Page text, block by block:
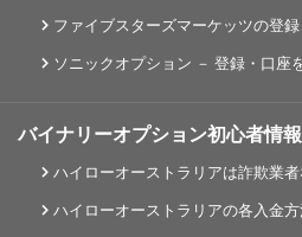
ファイブスターズマーケッツの登
ソニックオプション － 登録・口座
バイナリーオプション初心者情報
ハイローオーストラリアは詐欺業
ハイローオーストラリアの各入金